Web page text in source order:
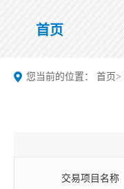
首页
您当前的位置： 首页>
交易项目名称